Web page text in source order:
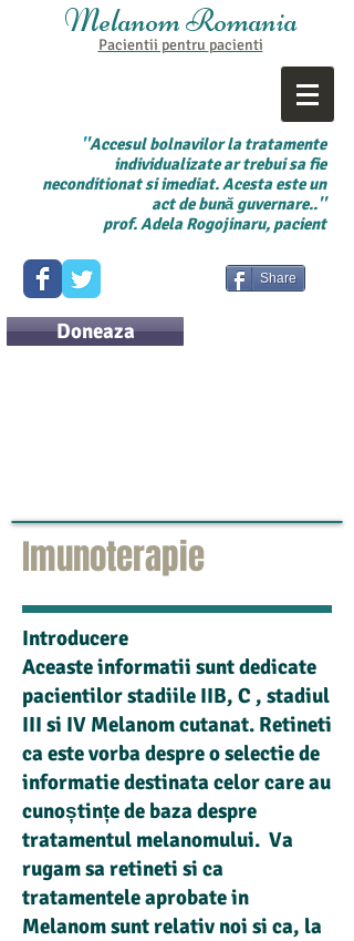
Melanom Romania
Pacientii pentru pacienti
''Accesul bolnavilor la tratamente
individualizate ar trebui sa fie
neconditionat si imediat. Acesta este un
act de bună guvernare..''
prof. Adela Rogojinaru, pacient
Share
Doneaza
Imunoterapie
Introducere
Aceaste informatii sunt dedicate
pacientilor stadiile IIB, C , stadiul
III si IV Melanom cutanat. Retineti
ca este vorba despre o selectie de
informatie destinata celor care au
cunoștințe de baza despre
tratamentul melanomului. Va
rugam sa retineti si ca
tratamentele aprobate in
Melanom sunt relativ noi si ca, la